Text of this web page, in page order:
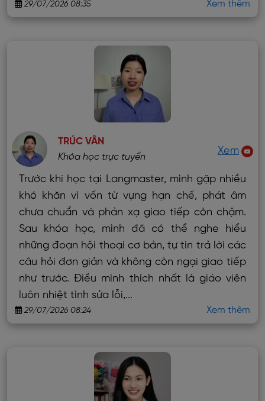
29/07/2026 08:35 Xem thêm
TRÚC VÂN
Khóa học trực tuyến
Xem
Trước khi học tại Langmaster, mình gặp nhiều
khó khăn vì vốn từ vựng hạn chế, phát âm
chưa chuẩn và phản xạ giao tiếp còn chậm.
Sau khóa học, mình đã có thể nghe hiểu
những đoạn hội thoại cơ bản, tự tin trả lời các
câu hỏi đơn giản và không còn ngại giao tiếp
như trước. Điều mình thích nhất là giáo viên
luôn nhiệt tình sửa lỗi,...
29/07/2026 08:24 Xem thêm